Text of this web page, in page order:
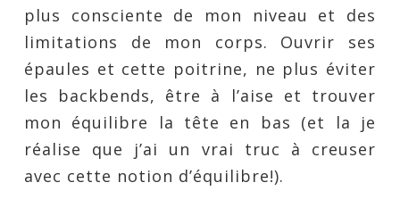
plus consciente de mon niveau et des
limitations de mon corps. Ouvrir ses
épaules et cette poitrine, ne plus éviter
les backbends, être à l’aise et trouver
mon équilibre la tête en bas (et la je
réalise que j’ai un vrai truc à creuser
avec cette notion d’équilibre!).